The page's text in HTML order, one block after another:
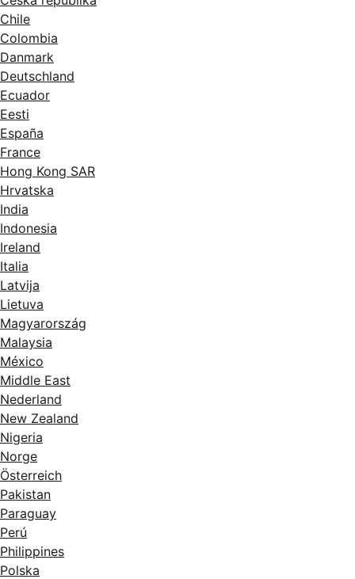
Chile
Colombia
Danmark
Deutschland
Ecuador
Eesti
España
France
Hong Kong SAR
Hrvatska
India
Indonesia
Ireland
Italia
Latvija
Lietuva
Magyarország
Malaysia
México
Middle East
Nederland
New Zealand
Nigeria
Norge
Österreich
Pakistan
Paraguay
Perú
Philippines
Polska